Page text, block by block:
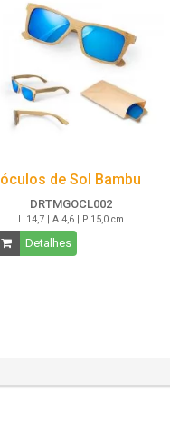
óculos de Sol Bambu
DRTMGOCL002
L 14,7 | A 4,6 | P 15,0 cm
Detalhes